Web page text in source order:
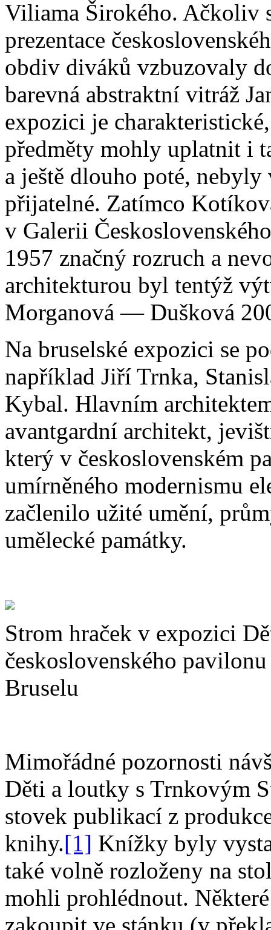
Viliama Širokého. Ačkoliv
prezentace
obdiv diváků vzbuzovaly
barevná abstraktní vitráž
expozici je
předměty mohly uplatnit i
a ještě dlouho poté,
přijatelné. Zatímco
v Galerii
1957 značný rozruch a
architekturou byl tentýž
Morganová — Dušková
Na bruselské expozici se
například Jiří Trnka,
Kybal. Hlavním
avantgardní architekt,
který v československém
umírněného modernismu
začlenilo užité umění,
umělecké památky.
Strom hraček v expozici
československého
Bruselu
Mimořádné pozornosti
Děti a loutky s Trnkovým
stovek publikací z
knihy.[1] Knížky byly
také volně rozloženy na
mohli prohlédnout.
zakoupit ve stánku (v